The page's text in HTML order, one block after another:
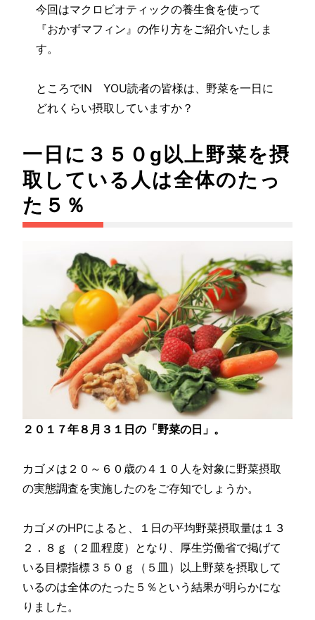
今回はマクロビオティックの養生食を使って
『おかずマフィン』の作り方をご紹介いたしま
す。
ところでIN YOU読者の皆様は、野菜を一日に
どれくらい摂取していますか？
一日に３５０g以上野菜を摂
取している人は全体のたっ
た５％
２０１７年８月３１日の「野菜の日」。
カゴメは２０～６０歳の４１０人を対象に野菜摂取
の実態調査を実施したのをご存知でしょうか。
カゴメのHPによると、１日の平均野菜摂取量は１３
２．８ｇ（２皿程度）となり、厚生労働省で掲げて
いる目標指標３５０ｇ（５皿）以上野菜を摂取して
いるのは全体のたった５％という結果が明らかにな
りました。